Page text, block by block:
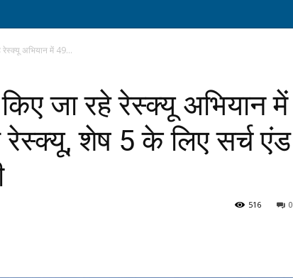
रेस्क्यू अभियान में 49...
जा रहे रेस्क्यू अभियान में
रेस्क्यू, शेष 5 के लिए सर्च एंड
0
516